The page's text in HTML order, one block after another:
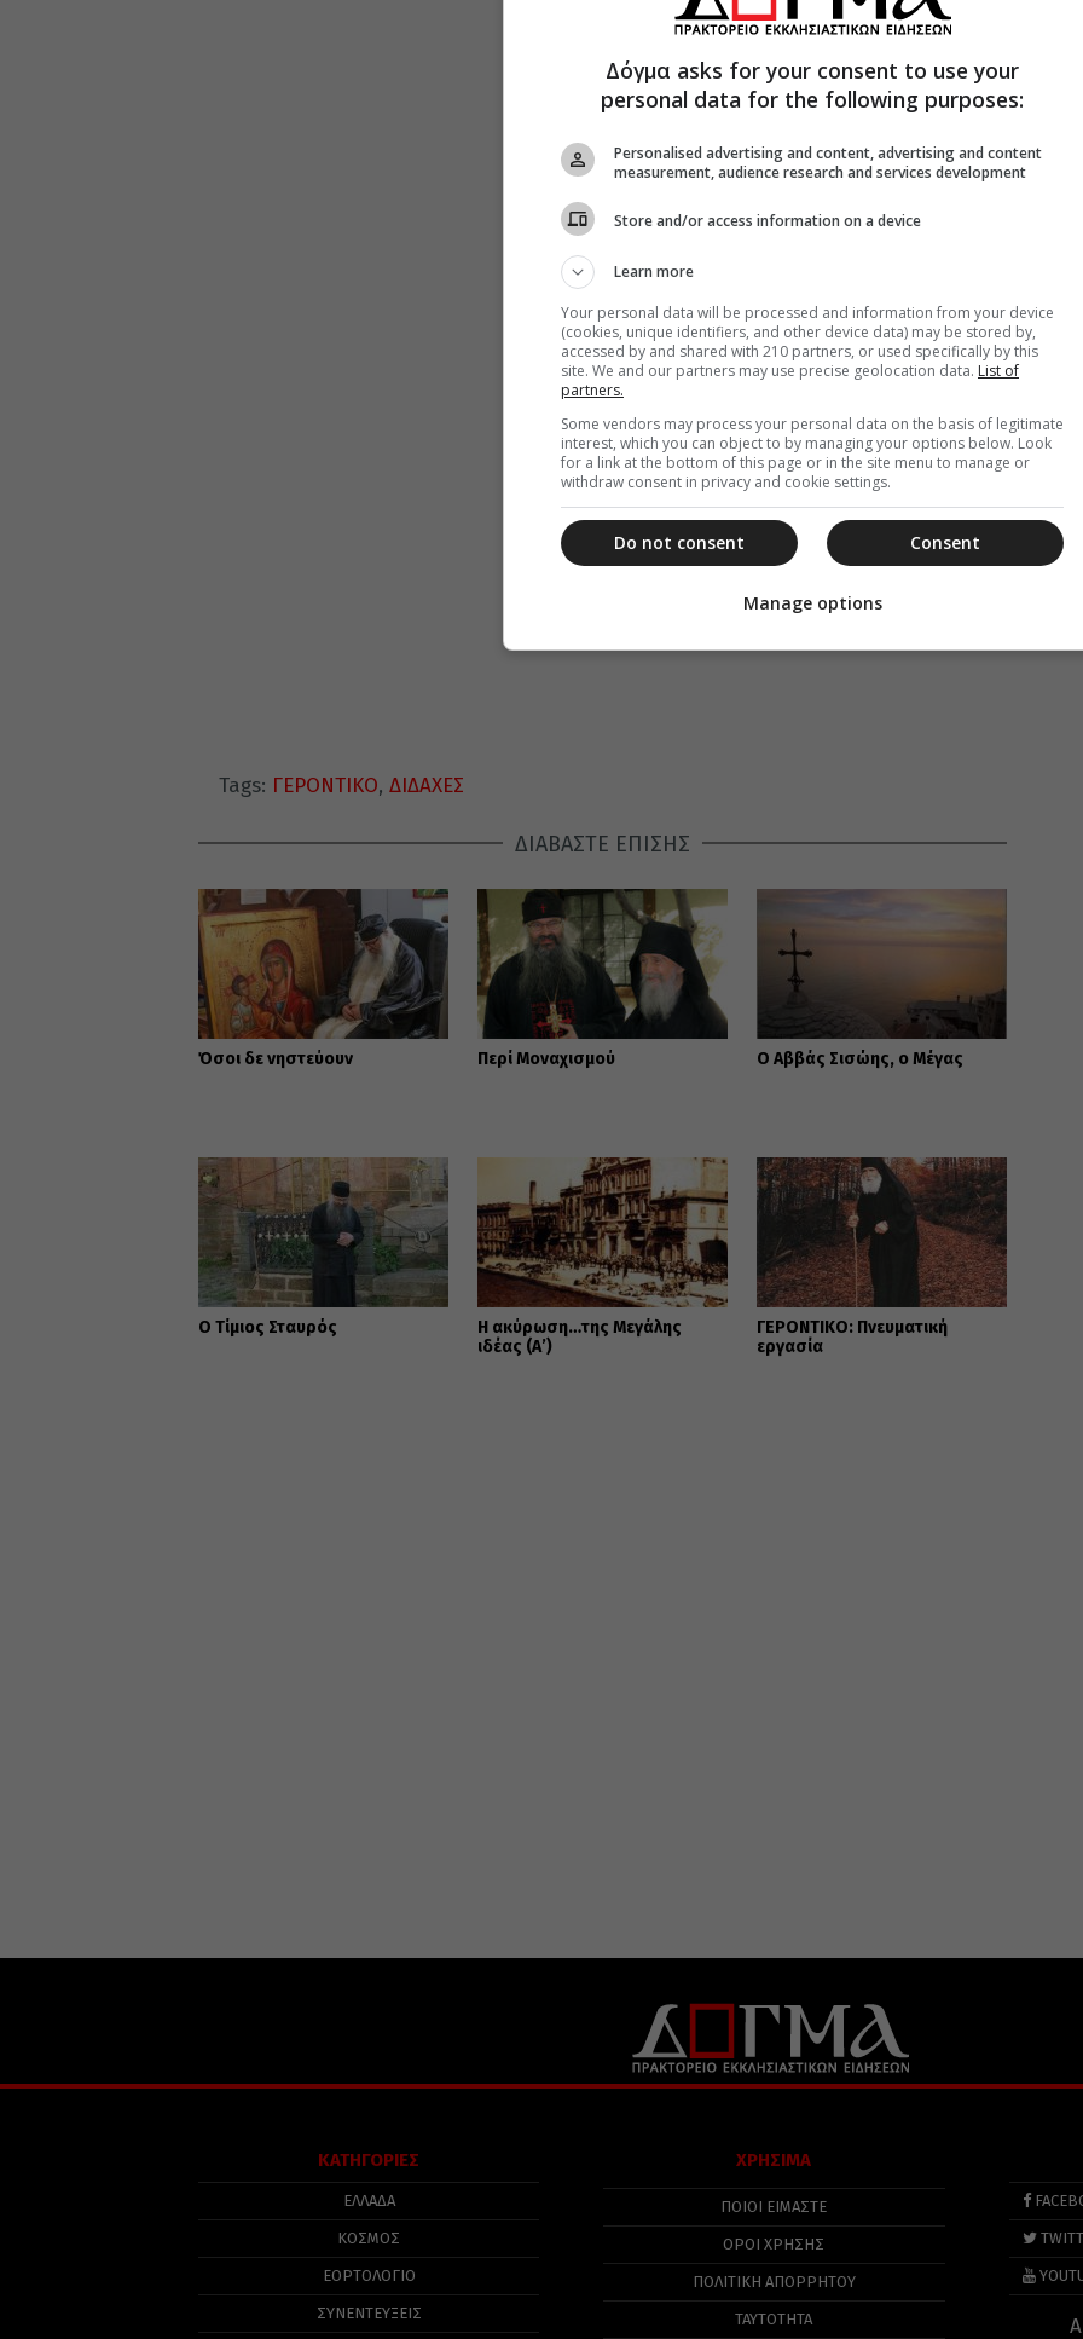
Tags: ΓΕΡΟΝΤΙΚΟ, ΔΙΔΑΧΕΣ
ΔΙΑΒΑΣΤΕ ΕΠΙΣΗΣ
Όσοι δε νηστεύουν Περί Μοναχισμού Ο Αββάς Σισώης, ο Μέγας
Ο Τίμιος Σταυρός
Η ακύρωση…της Μεγάλης
ιδέας (Α’)
ΓΕΡΟΝΤΙΚΟ: Πνευματική
εργασία
ΚΑΤΗΓΟΡΙΕΣ
ΕΛΛΑΔΑ
ΚΟΣΜΟΣ
ΕΟΡΤΟΛΟΓΙΟ
ΣΥΝΕΝΤΕΥΞΕΙΣ
ΧΡΗΣΙΜΑ
ΠΟΙΟΙ ΕΙΜΑΣΤΕ
ΟΡΟΙ ΧΡΗΣΗΣ
ΠΟΛΙΤΙΚΉ ΑΠΟΡΡΉΤΟΥ
ΤΑΥΤΟΤΗΤΑ
Δόγμα asks for your consent to use your
personal data for the following purposes:
Personalised advertising and content, advertising and content
measurement, audience research and services development
Store and/or access information on a device
Learn more
Your personal data will be processed and information from your device
(cookies, unique identifiers, and other device data) may be stored by,
accessed by and shared with 210 partners, or used specifically by this
site. We and our partners may use precise geolocation data. List of
partners.
Some vendors may process your personal data on the basis of legitimate
interest, which you can object to by managing your options below. Look
for a link at the bottom of this page or in the site menu to manage or
withdraw consent in privacy and cookie settings.
Consent
Do not consent
Manage options